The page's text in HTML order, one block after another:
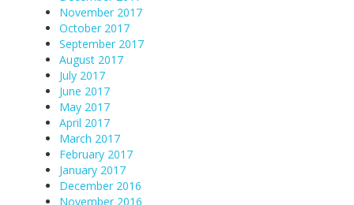
November 2017
October 2017
September 2017
August 2017
July 2017
June 2017
May 2017
April 2017
March 2017
February 2017
January 2017
December 2016
November 2016